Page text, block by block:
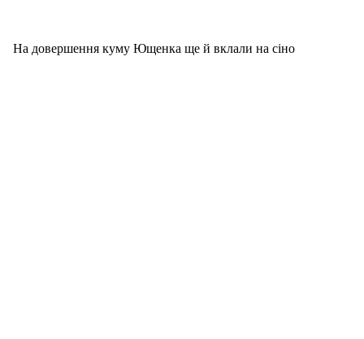
На довершення куму Ющенка ще й вклали на сіно